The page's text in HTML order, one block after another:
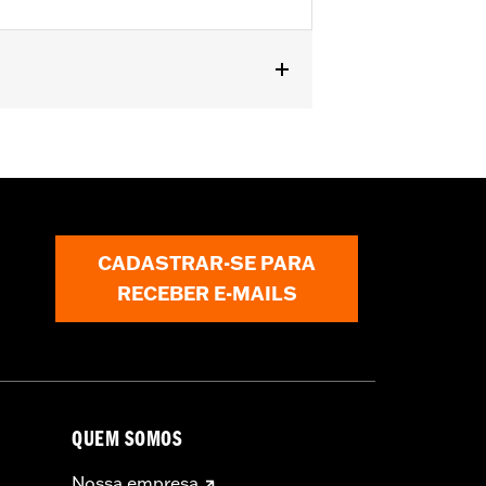
not fit XL1200X with mirrors
the motorcycle, check to
CADASTRAR-SE PARA
RECEBER E-MAILS
QUEM SOMOS